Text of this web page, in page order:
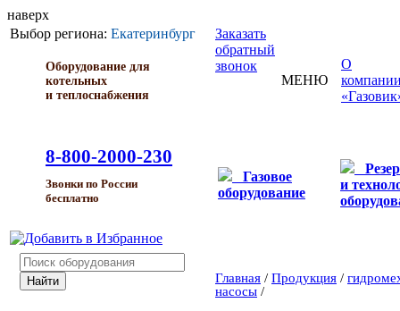
наверх
Выбор региона: Екатеринбург
Оборудование для
котельных
и теплоснабжения
8-800-2000-230
Звонки по России
бесплатно
Заказать
обратный
звонок
МЕНЮ
О
Газовое
оборудование
и
Главная / Продукция /
насосы /